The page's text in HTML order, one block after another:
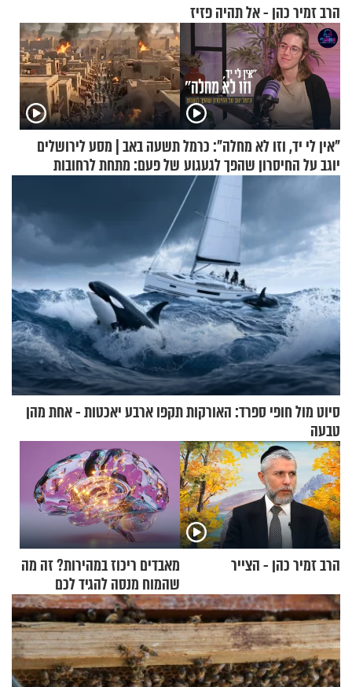
הרב זמיר כהן - אל תהיה פזיז
"אין לי יד, וזו לא מחלה": כרמל
יוגב על החיסרון שהפך לגעגוע
תשעה באב | מסע לירושלים
של פעם: מתחת לרחובות
סיוט מול חופי ספרד: האורקות תקפו ארבע יאכטות - אחת מהן
טבעה
הרב זמיר כהן - הצייר
מאבדים ריכוז במהירות? זה מה
שהמוח מנסה להגיד לכם